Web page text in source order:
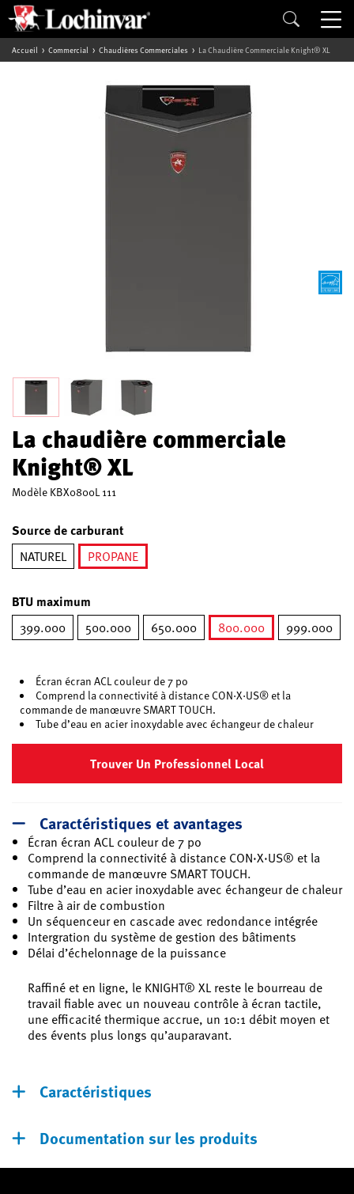
Accueil Commercial Chaudières Commerciales La Chaudière Commerciale Knight® XL
La chaudière commerciale
Knight® XL
ModèleKBX0800L 111
Source de carburant
NATUREL
PROPANE
BTU maximum
399.000 500.000 650.000
800.000
999.000
Écran écran ACL couleur de 7 po
Comprend la connectivité à distance CON·X·US® et la
commande de manœuvre SMART TOUCH.
Tube d’eau en acier inoxydable avec échangeur de chaleur
Trouver Un Professionnel Local
Caractéristiques et avantages
Écran écran ACL couleur de 7 po
Comprend la connectivité à distance CON·X·US® et la
commande de manœuvre SMART TOUCH.
Tube d’eau en acier inoxydable avec échangeur de chaleur
Filtre à air de combustion
Un séquenceur en cascade avec redondance intégrée
Intergration du système de gestion des bâtiments
Délai d’échelonnage de la puissance
Raffiné et en ligne, le KNIGHT® XL reste le bourreau de
travail fiable avec un nouveau contrôle à écran tactile,
une efficacité thermique accrue, un 10:1 débit moyen et
des évents plus longs qu’auparavant.
Caractéristiques
Documentation sur les produits